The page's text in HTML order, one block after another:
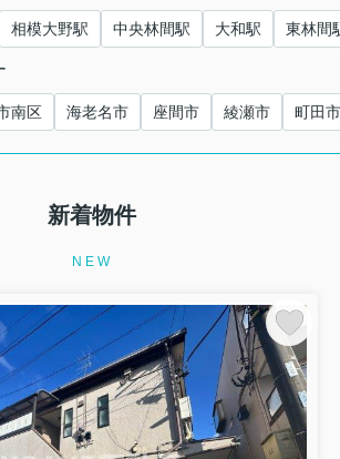
相模大野駅 中央林間駅 大和駅 東林間
南区 海老名市 座間市 綾瀬市 町田市
新着物件
NEW